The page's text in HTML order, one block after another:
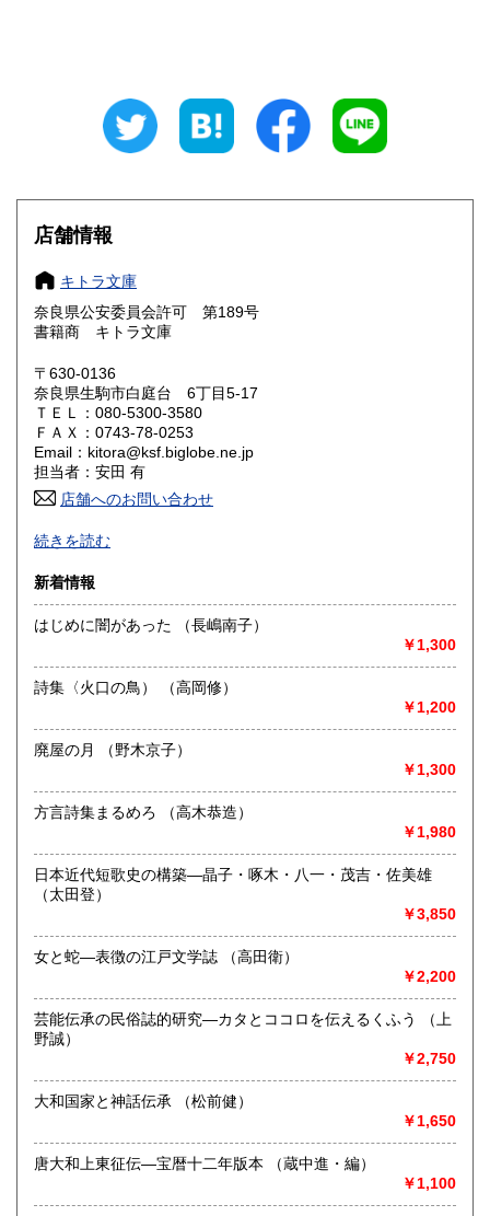
320円 三重県
大阪府
奈良県
鳥取県 320円
岡山県
山口県 320円
香川県
高知県 320円
佐賀県
熊本県 320円 大分県 320円
320円
沖縄県 320円
店舗情報
キトラ文庫
奈良県公安委員会許可 第189号
書籍商 キトラ文庫
〒630-0136
奈良県生駒市白庭台 6丁目5-17
ＴＥＬ：080-5300-3580
ＦＡＸ：0743-78-0253
Email：kitora@ksf.biglobe.ne.jp
担当者：安田 有
店舗へのお問い合わせ
「莢」20号（キトラ文庫在庫目録）発行 40頁
一夜千字/安田 有
頒価・￥110(切手可）送付
沿線名：-
最寄駅：-
定休日：-
-
取り扱い分野
哲学宗教、歴史、社会科学、自然科学、美術工芸、国語国
続きを読む
新着情報
はじめに闇があった （長嶋南子）
￥1,300
詩集〈火口の鳥） （高岡修）
￥1,200
廃屋の月 （野木京子）
￥1,300
方言詩集まるめろ （高木恭造）
￥1,980
日本近代短歌史の構築―晶子・啄木・八一・茂吉・佐美雄
（太田登）
￥3,850
女と蛇―表徴の江戸文学誌 （高田衛）
￥2,200
芸能伝承の民俗誌的研究―カタとココロを伝えるくふう （上
野誠）
￥2,750
大和国家と神話伝承 （松前健）
￥1,650
唐大和上東征伝―宝暦十二年版本 （蔵中進・編）
￥1,100